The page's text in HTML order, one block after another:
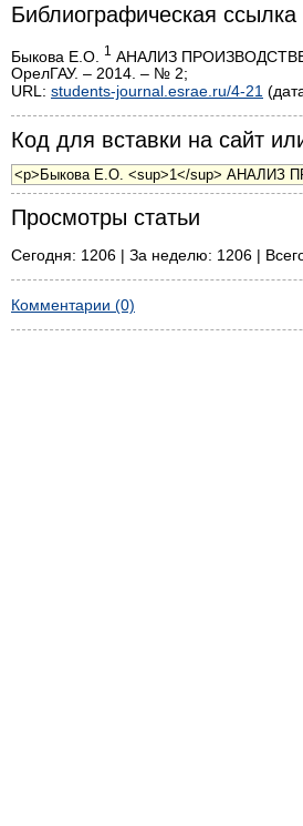
Библиографическая ссылка
Быкова Е.О. 1 АНАЛИЗ
ОрелГАУ. – 2014. – № 2;
URL: students-journal.esrae.ru/4-21
Код для вставки на сайт
Просмотры статьи
Сегодня: 1206 | За неделю: 1206 |
Комментарии (0)